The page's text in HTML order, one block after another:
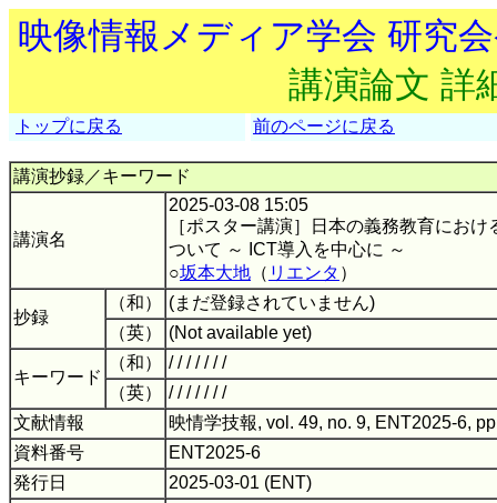
映像情報メディア学会 研究
講演論文 詳
トップに戻る 前のページに戻る
講演抄録／キーワード
講演名
2025-03-08 15:05
［ポスター講演］日本の義務教育にお
ついて ～ ICT導入を中心に ～
○坂本大地 （ リエンタ ）
抄録
（和）
(まだ登録されていません)
（英）
(Not available yet)
キーワード
（和）
/ / / / / / /
（英）
/ / / / / / /
文献情報
映情学技報, vol. 49, no. 9, ENT2025-6,
資料番号
ENT2025-6
発行日
2025-03-01 (ENT)